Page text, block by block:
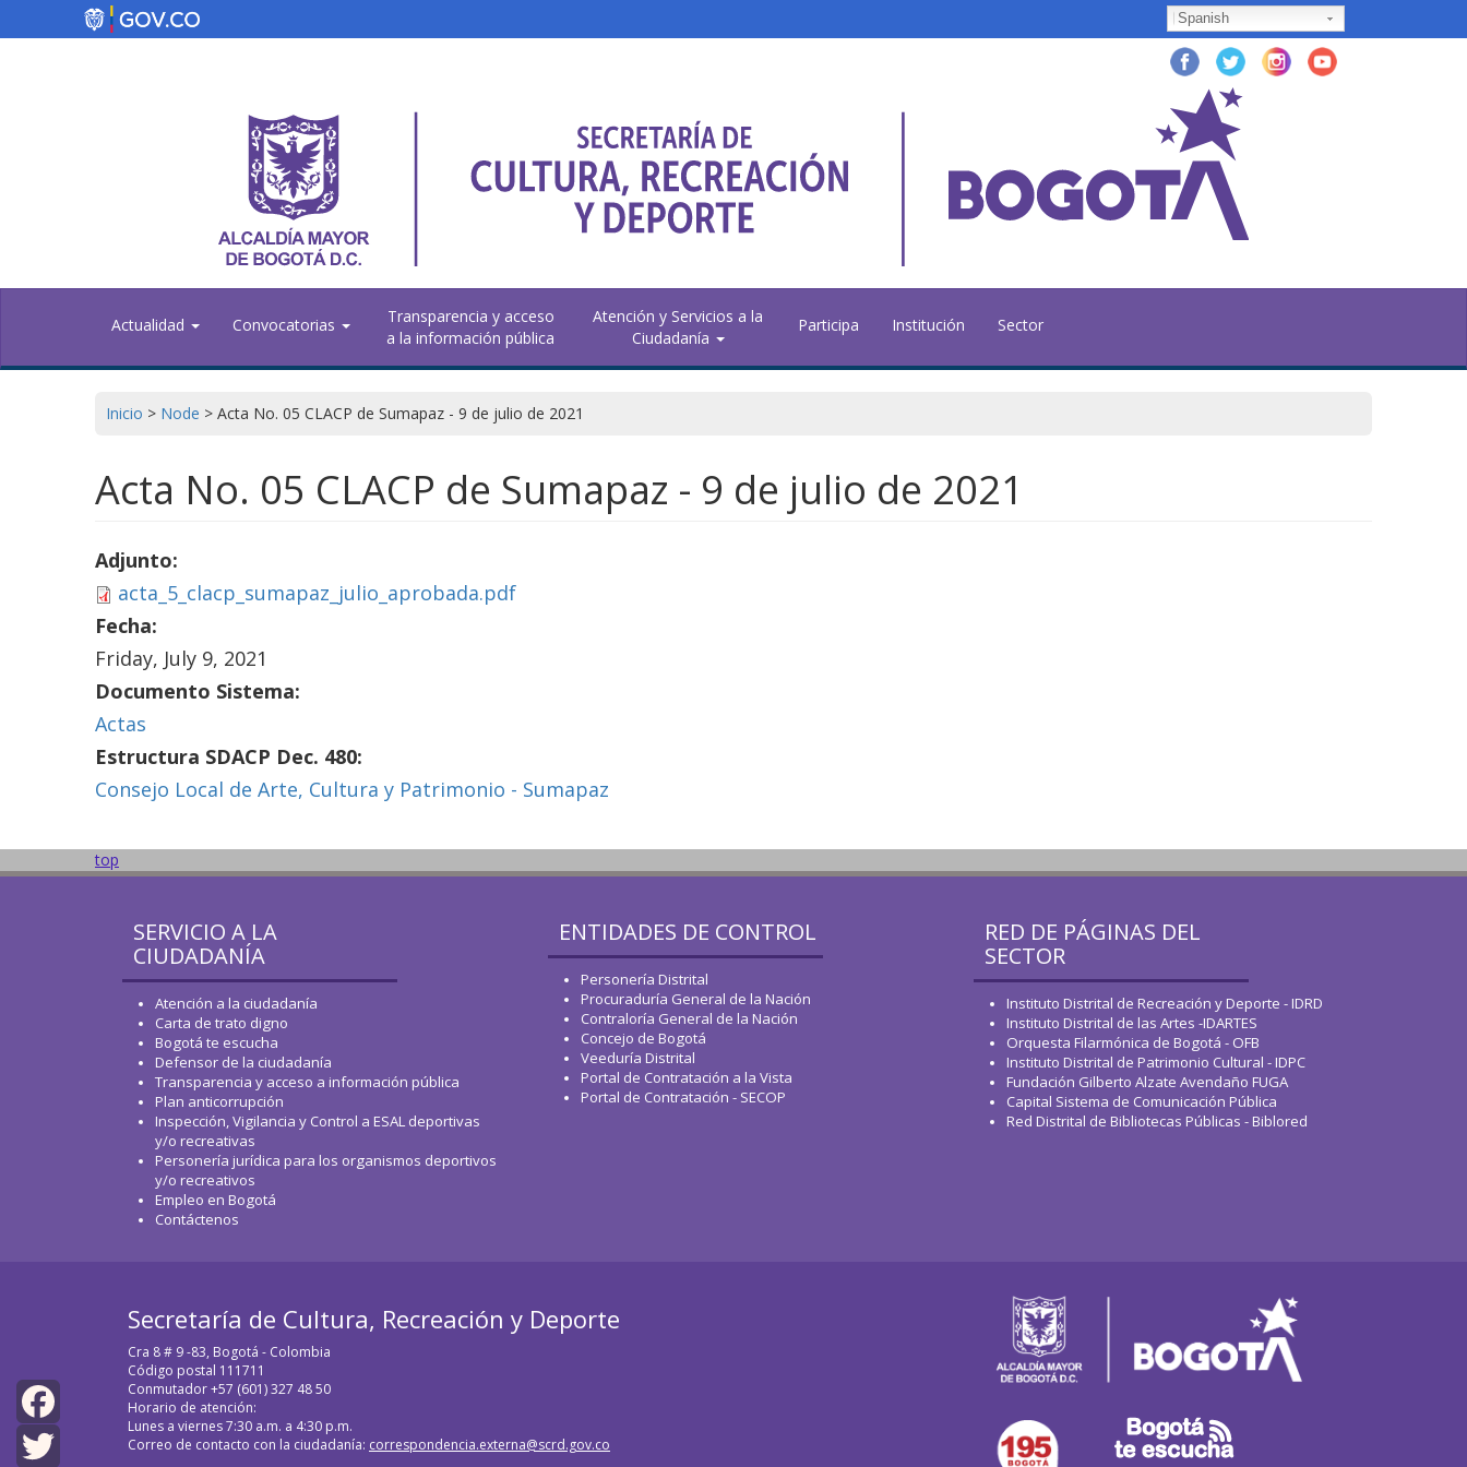
Spanish
Actualidad Convocatorias
Transparencia y acceso
a la información pública
Atención y Servicios a la
Ciudadanía
Participa Institución Sector
Inicio > Node > Acta No. 05 CLACP de Sumapaz - 9 de julio de 2021
Acta No. 05 CLACP de Sumapaz - 9 de julio de 2021
Adjunto:
acta_5_clacp_sumapaz_julio_aprobada.pdf
Fecha:
Friday, July 9, 2021
Documento Sistema:
Actas
Estructura SDACP Dec. 480:
Consejo Local de Arte, Cultura y Patrimonio - Sumapaz
Facebook
top
SERVICIO A LA
CIUDADANÍA
Atención a la ciudadanía
Carta de trato digno
Bogotá te escucha
Defensor de la ciudadanía
Transparencia y acceso a información pública
Plan anticorrupción
Inspección, Vigilancia y Control a ESAL deportivas
y/o recreativas
Personería jurídica para los organismos deportivos
y/o recreativos
Empleo en Bogotá
Contáctenos
ENTIDADES DE CONTROL
Personería Distrital
Procuraduría General de la Nación
Contraloría General de la Nación
Concejo de Bogotá
Veeduría Distrital
Portal de Contratación a la Vista
Portal de Contratación - SECOP
RED DE PÁGINAS DEL
SECTOR
Instituto Distrital de Recreación y Deporte - IDRD
Instituto Distrital de las Artes -IDARTES
Orquesta Filarmónica de Bogotá - OFB
Instituto Distrital de Patrimonio Cultural - IDPC
Fundación Gilberto Alzate Avendaño FUGA
Capital Sistema de Comunicación Pública
Red Distrital de Bibliotecas Públicas - Biblored
Secretaría de Cultura, Recreación y Deporte
Cra 8 # 9 -83, Bogotá - Colombia
Código postal 111711
Conmutador +57 (601) 327 48 50
Horario de atención:
Lunes a viernes 7:30 a.m. a 4:30 p.m.
Correo de contacto con la ciudadanía: correspondencia.externa@scrd.gov.co